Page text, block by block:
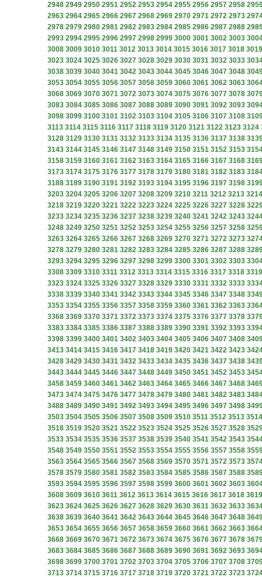
2948 2949 2950 2951 2952 2953 2954 2955 2956 2957 2958
2963 2964 2965 2966 2967 2968 2969 2970 2971 2972 2973
2978 2979 2980 2981 2982 2983 2984 2985 2986 2987 2988
2993 2994 2995 2996 2997 2998 2999 3000 3001 3002 3003
3008 3009 3010 3011 3012 3013 3014 3015 3016 3017 3018 3019
3023 3024 3025 3026 3027 3028 3029 3030 3031 3032 3033
3038 3039 3040 3041 3042 3043 3044 3045 3046 3047 3048
3053 3054 3055 3056 3057 3058 3059 3060 3061 3062 3063
3068 3069 3070 3071 3072 3073 3074 3075 3076 3077 3078
3083 3084 3085 3086 3087 3088 3089 3090 3091 3092 3093
3098 3099 3100 3101 3102 3103 3104 3105 3106 3107 3108
3113 3114 3115 3116 3117 3118 3119 3120 3121 3122 3123 3124
3128 3129 3130 3131 3132 3133 3134 3135 3136 3137 3138
3143 3144 3145 3146 3147 3148 3149 3150 3151 3152 3153
3158 3159 3160 3161 3162 3163 3164 3165 3166 3167 3168
3173 3174 3175 3176 3177 3178 3179 3180 3181 3182 3183
3188 3189 3190 3191 3192 3193 3194 3195 3196 3197 3198
3203 3204 3205 3206 3207 3208 3209 3210 3211 3212 3213 3214
3218 3219 3220 3221 3222 3223 3224 3225 3226 3227 3228
3233 3234 3235 3236 3237 3238 3239 3240 3241 3242 3243
3248 3249 3250 3251 3252 3253 3254 3255 3256 3257 3258
3263 3264 3265 3266 3267 3268 3269 3270 3271 3272 3273
3278 3279 3280 3281 3282 3283 3284 3285 3286 3287 3288
3293 3294 3295 3296 3297 3298 3299 3300 3301 3302 3303
3308 3309 3310 3311 3312 3313 3314 3315 3316 3317 3318 3319
3323 3324 3325 3326 3327 3328 3329 3330 3331 3332 3333
3338 3339 3340 3341 3342 3343 3344 3345 3346 3347 3348
3353 3354 3355 3356 3357 3358 3359 3360 3361 3362 3363
3368 3369 3370 3371 3372 3373 3374 3375 3376 3377 3378
3383 3384 3385 3386 3387 3388 3389 3390 3391 3392 3393
3398 3399 3400 3401 3402 3403 3404 3405 3406 3407 3408
3413 3414 3415 3416 3417 3418 3419 3420 3421 3422 3423
3428 3429 3430 3431 3432 3433 3434 3435 3436 3437 3438
3443 3444 3445 3446 3447 3448 3449 3450 3451 3452 3453
3458 3459 3460 3461 3462 3463 3464 3465 3466 3467 3468
3473 3474 3475 3476 3477 3478 3479 3480 3481 3482 3483
3488 3489 3490 3491 3492 3493 3494 3495 3496 3497 3498
3503 3504 3505 3506 3507 3508 3509 3510 3511 3512 3513 3514
3518 3519 3520 3521 3522 3523 3524 3525 3526 3527 3528
3533 3534 3535 3536 3537 3538 3539 3540 3541 3542 3543
3548 3549 3550 3551 3552 3553 3554 3555 3556 3557 3558
3563 3564 3565 3566 3567 3568 3569 3570 3571 3572 3573
3578 3579 3580 3581 3582 3583 3584 3585 3586 3587 3588
3593 3594 3595 3596 3597 3598 3599 3600 3601 3602 3603
3608 3609 3610 3611 3612 3613 3614 3615 3616 3617 3618 3619
3623 3624 3625 3626 3627 3628 3629 3630 3631 3632 3633
3638 3639 3640 3641 3642 3643 3644 3645 3646 3647 3648
3653 3654 3655 3656 3657 3658 3659 3660 3661 3662 3663
3668 3669 3670 3671 3672 3673 3674 3675 3676 3677 3678
3683 3684 3685 3686 3687 3688 3689 3690 3691 3692 3693
3698 3699 3700 3701 3702 3703 3704 3705 3706 3707 3708
3713 3714 3715 3716 3717 3718 3719 3720 3721 3722 3723